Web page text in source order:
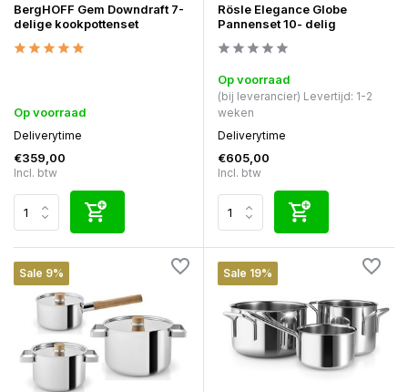
BergHOFF Gem Downdraft 7-
delige kookpottenset
Op voorraad
Deliverytime
€359,00
Incl. btw
Rösle Elegance Globe
Pannenset 10- delig
Op voorraad
(bij leverancier) Levertijd: 1-2
weken
Deliverytime
€605,00
Incl. btw
Sale 9% Sale 19%